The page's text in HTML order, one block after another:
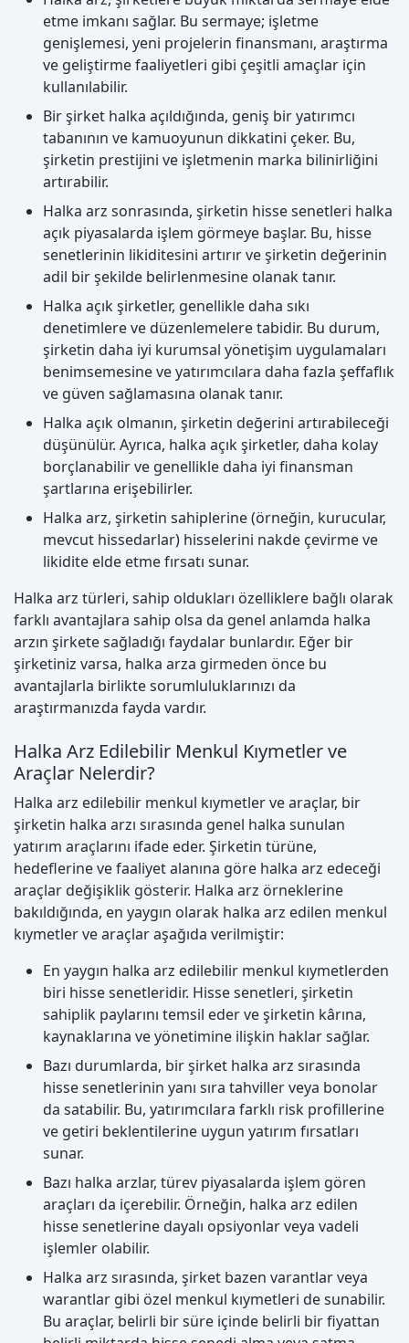
etme imkanı sağlar. Bu sermaye; işletme
genişlemesi, yeni projelerin finansmanı, araştırma
ve geliştirme faaliyetleri gibi çeşitli amaçlar için
kullanılabilir.
Bir şirket halka açıldığında, geniş bir yatırımcı
tabanının ve kamuoyunun dikkatini çeker. Bu,
şirketin prestijini ve işletmenin marka bilinirliğini
artırabilir.
Halka arz sonrasında, şirketin hisse senetleri halka
açık piyasalarda işlem görmeye başlar. Bu, hisse
senetlerinin likiditesini artırır ve şirketin değerinin
adil bir şekilde belirlenmesine olanak tanır.
Halka açık şirketler, genellikle daha sıkı
denetimlere ve düzenlemelere tabidir. Bu durum,
şirketin daha iyi kurumsal yönetişim uygulamaları
benimsemesine ve yatırımcılara daha fazla şeffaflık
ve güven sağlamasına olanak tanır.
Halka açık olmanın, şirketin değerini artırabileceği
düşünülür. Ayrıca, halka açık şirketler, daha kolay
borçlanabilir ve genellikle daha iyi finansman
şartlarına erişebilirler.
Halka arz, şirketin sahiplerine (örneğin, kurucular,
mevcut hissedarlar) hisselerini nakde çevirme ve
likidite elde etme fırsatı sunar.
Halka arz türleri, sahip oldukları özelliklere bağlı olarak
farklı avantajlara sahip olsa da genel anlamda halka
arzın şirkete sağladığı faydalar bunlardır. Eğer bir
şirketiniz varsa, halka arza girmeden önce bu
avantajlarla birlikte sorumluluklarınızı da
araştırmanızda fayda vardır.
Halka Arz Edilebilir Menkul Kıymetler ve
Araçlar Nelerdir?
Halka arz edilebilir menkul kıymetler ve araçlar, bir
şirketin halka arzı sırasında genel halka sunulan
yatırım araçlarını ifade eder. Şirketin türüne,
hedeflerine ve faaliyet alanına göre halka arz edeceği
araçlar değişiklik gösterir. Halka arz örneklerine
bakıldığında, en yaygın olarak halka arz edilen menkul
kıymetler ve araçlar aşağıda verilmiştir:
En yaygın halka arz edilebilir menkul kıymetlerden
biri hisse senetleridir. Hisse senetleri, şirketin
sahiplik paylarını temsil eder ve şirketin kârına,
kaynaklarına ve yönetimine ilişkin haklar sağlar.
Bazı durumlarda, bir şirket halka arz sırasında
hisse senetlerinin yanı sıra tahviller veya bonolar
da satabilir. Bu, yatırımcılara farklı risk profillerine
ve getiri beklentilerine uygun yatırım fırsatları
sunar.
Bazı halka arzlar, türev piyasalarda işlem gören
araçları da içerebilir. Örneğin, halka arz edilen
hisse senetlerine dayalı opsiyonlar veya vadeli
işlemler olabilir.
Halka arz sırasında, şirket bazen varantlar veya
warantlar gibi özel menkul kıymetleri de sunabilir.
Bu araçlar, belirli bir süre içinde belirli bir fiyattan